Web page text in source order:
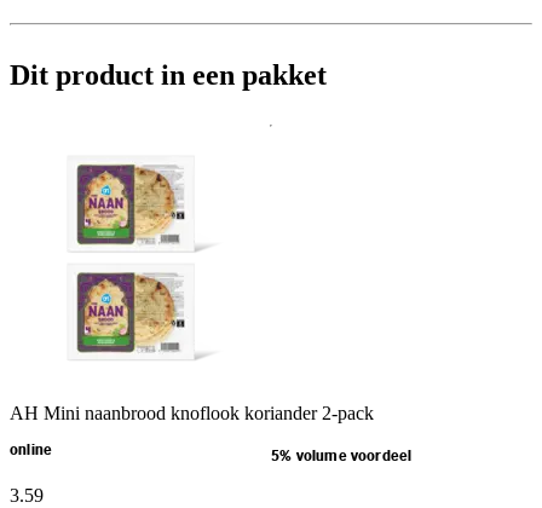
Dit product in een pakket
AH Mini naanbrood knoflook koriander 2-pack
online 5% volume voordeel
3.59